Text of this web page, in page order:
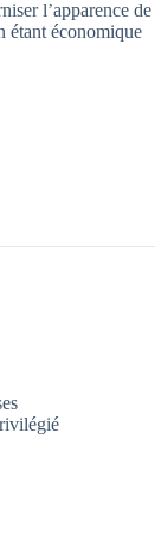
l’apparence de
étant économique